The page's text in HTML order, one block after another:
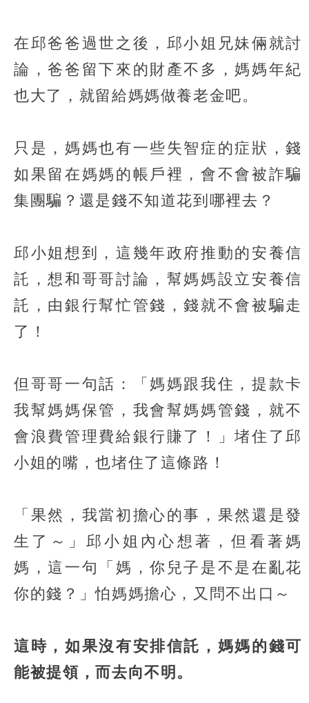
在邱爸爸過世之後，邱小姐兄妹倆就討
論，爸爸留下來的財產不多，媽媽年紀
也大了，就留給媽媽做養老金吧。
只是，媽媽也有一些失智症的症狀，錢
如果留在媽媽的帳戶裡，會不會被詐騙
集團騙？還是錢不知道花到哪裡去？
邱小姐想到，這幾年政府推動的安養信
託，想和哥哥討論，幫媽媽設立安養信
託，由銀行幫忙管錢，錢就不會被騙走
了！
但哥哥一句話：「媽媽跟我住，提款卡
我幫媽媽保管，我會幫媽媽管錢，就不
會浪費管理費給銀行賺了！」堵住了邱
小姐的嘴，也堵住了這條路！
「果然，我當初擔心的事，果然還是發
生了～」邱小姐內心想著，但看著媽
媽，這一句「媽，你兒子是不是在亂花
你的錢？」怕媽媽擔心，又問不出口～
這時，如果沒有安排信託，媽媽的錢可
能被提領，而去向不明。